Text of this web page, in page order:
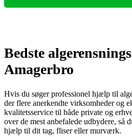
Bedste
Amagerbro
Hvis du søger professionel hjælp til
der flere anerkendte virksomheder og
kvalitetsservice til både private og
over de mest anbefalede udbydere, så
hjælp til dit tag, fliser eller murværk.